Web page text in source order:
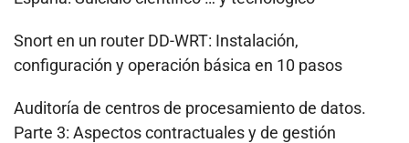
Snort en un router DD-WRT: Instalación,
configuración y operación básica en 10 pasos
Auditoría de centros de procesamiento de datos.
Parte 3: Aspectos contractuales y de gestión